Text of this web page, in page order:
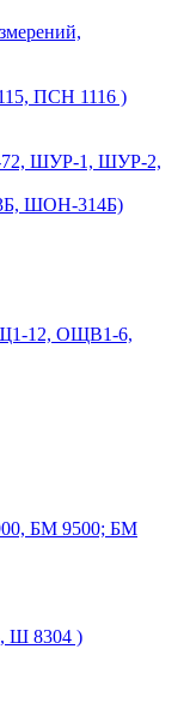
ПСН 1116 )
ШУР-1, ШУР-2,
ШОН-314Б)
12, ОЩВ1-6,
БМ 9500; БМ
Ш 8304 )